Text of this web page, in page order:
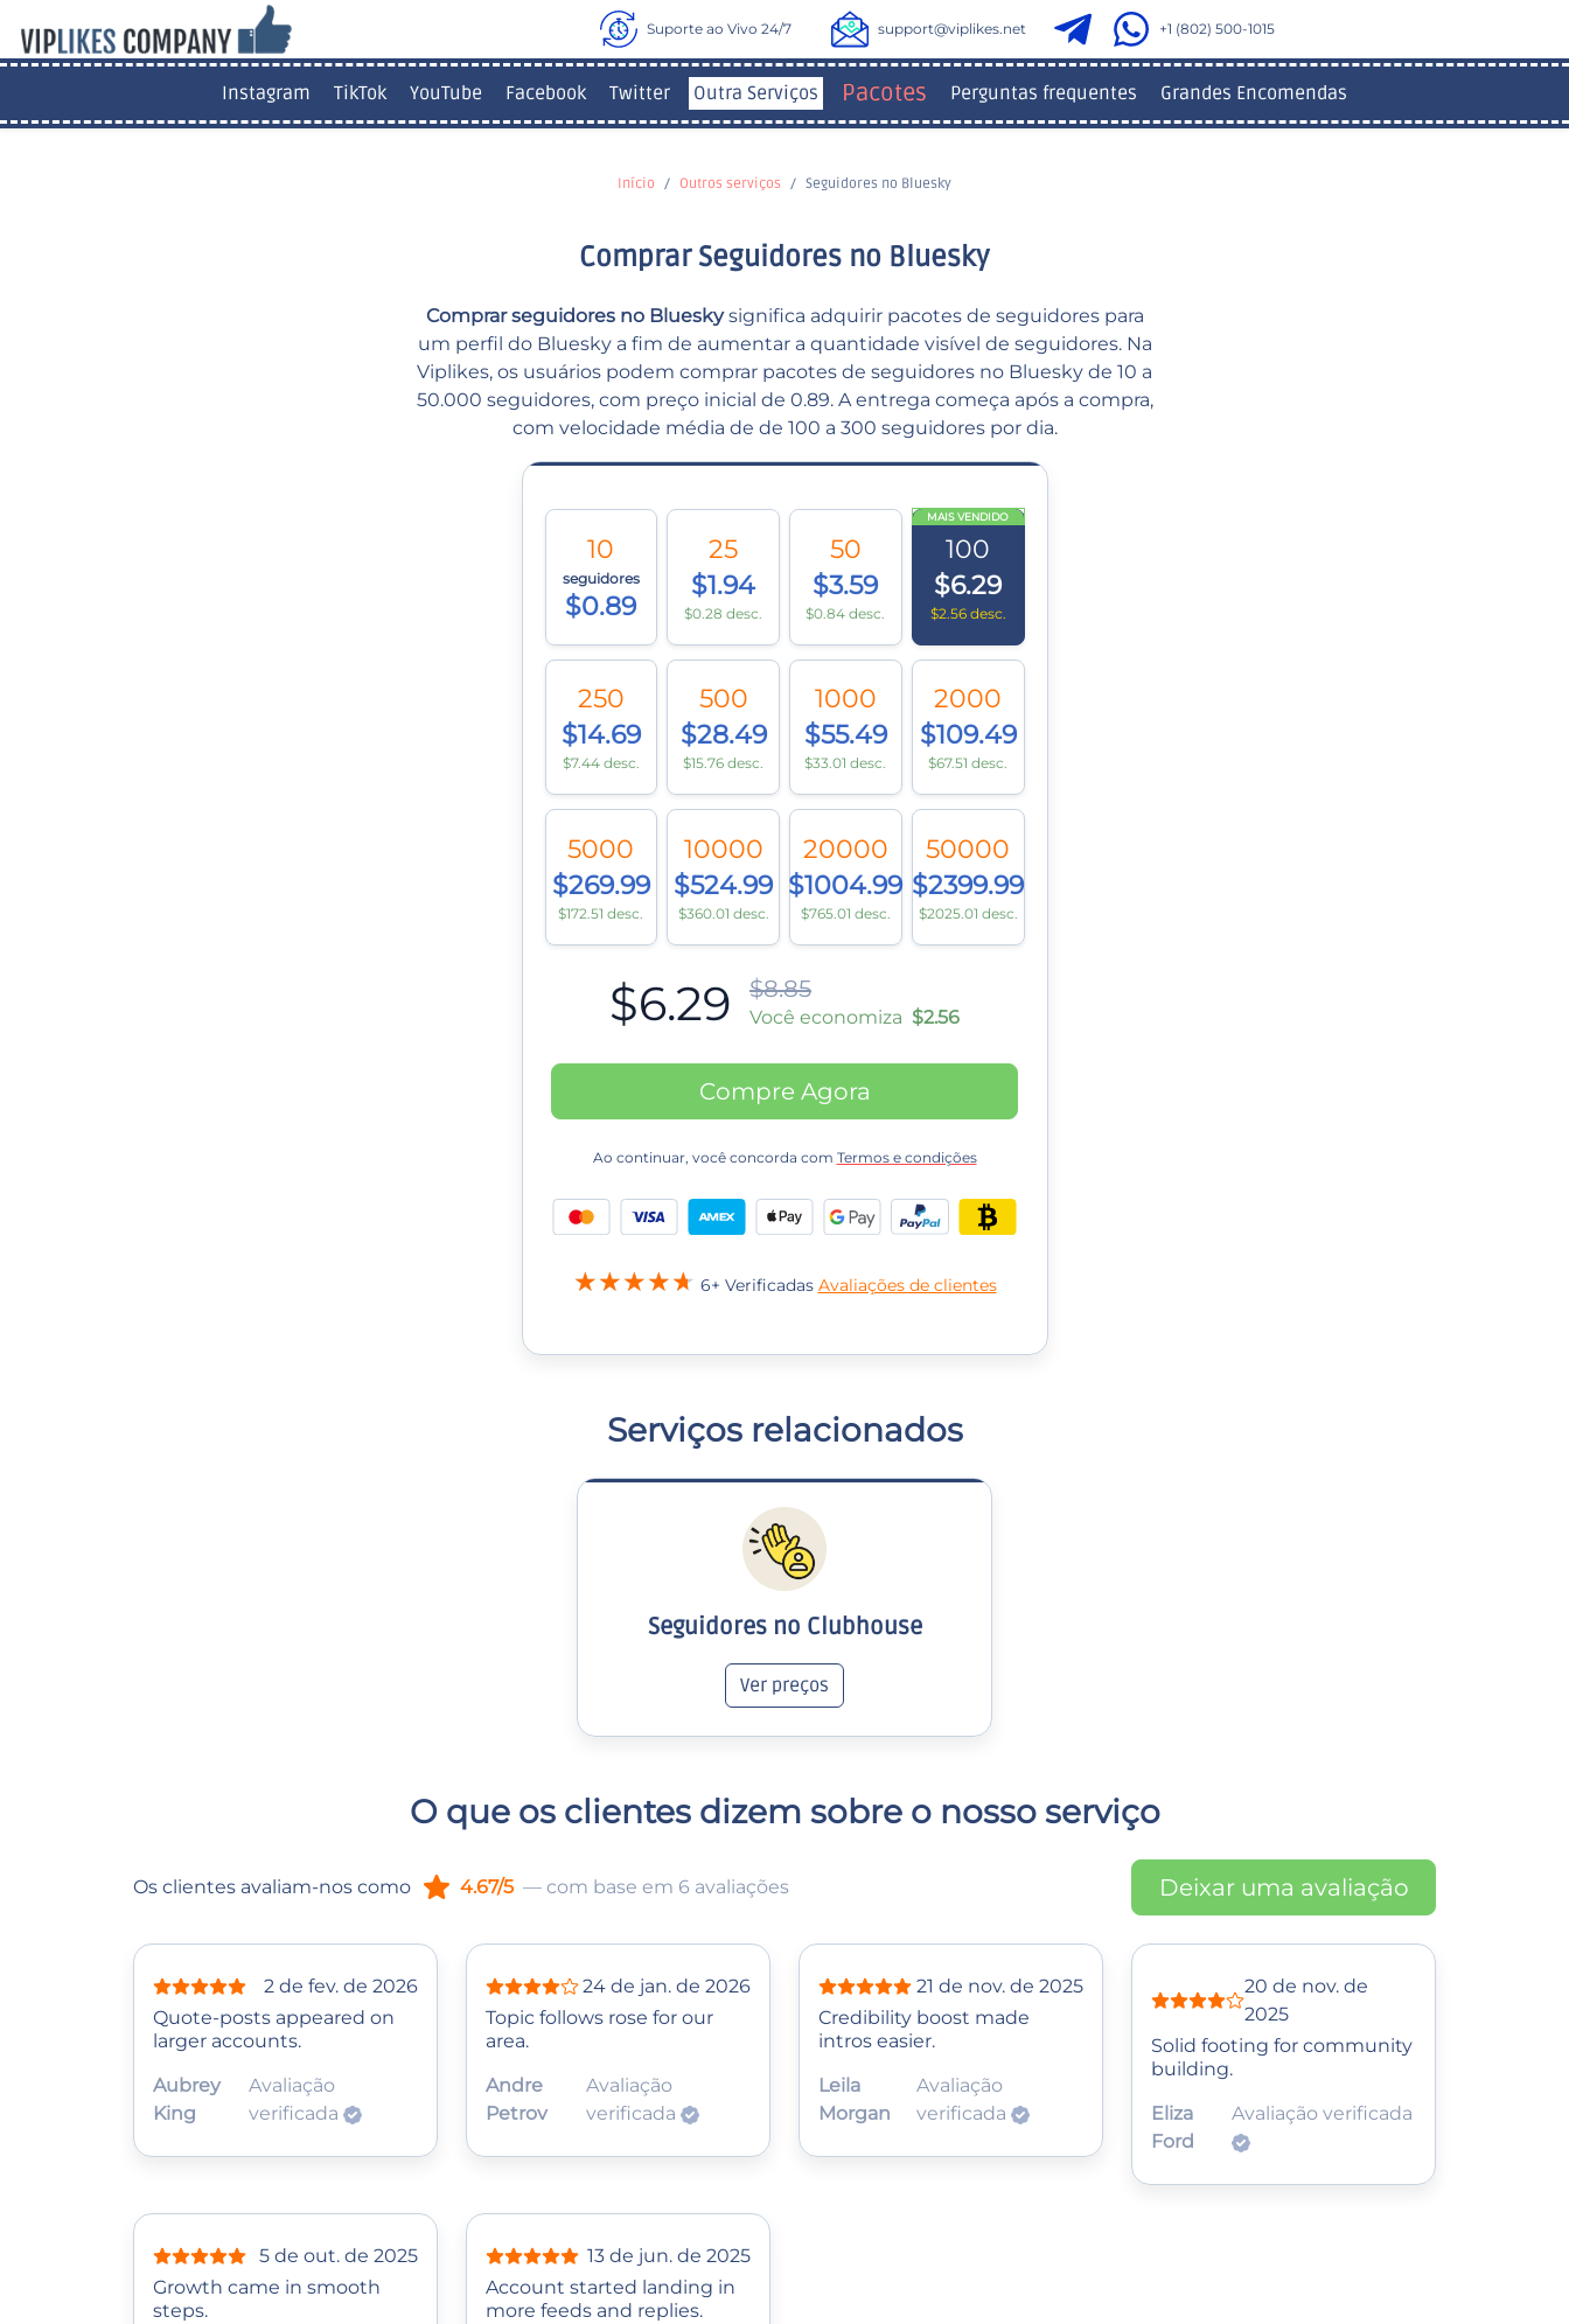
Suporte ao Vivo 24/7 support@viplikes.net +1 (802) 500-1015
Instagram TikTok YouTube Facebook Twitter Outra Serviços Pacotes Perguntas frequentes Grandes Encomendas
Início Outros serviços Seguidores no Bluesky
Comprar Seguidores no Bluesky
Comprar seguidores no Blueskysignifica adquirir pacotes de seguidores para
um perfil do Bluesky a fim de aumentar a quantidade visível de seguidores. Na
Viplikes, os usuários podem comprar pacotes de seguidores no Bluesky de 10 a
50.000 seguidores, com preço inicial de 0.89. A entrega começa após a compra,
com velocidade média de de 100 a 300 seguidores por dia.
10
seguidores
$0.89
25
$1.94
$0.28 desc.
50
$3.59
$0.84 desc.
MAIS VENDIDO
100
$6.29
$2.56 desc.
250
$14.69
$7.44 desc.
500
$28.49
$15.76 desc.
1000
$55.49
$33.01 desc.
2000
$109.49
$67.51 desc.
5000
$269.99
$172.51 desc.
10000
$524.99
$360.01 desc.
20000
$1004.99
$765.01 desc.
50000
$2399.99
$2025.01 desc.
$6.29 $8.85
Você economiza $2.56
Compre Agora
Ao continuar, você concorda com Termos e condições
6+ Verificadas Avaliações de clientes
Serviços relacionados
Seguidores no Clubhouse
Ver preços
O que os clientes dizem sobre o nosso serviço
Os clientes avaliam-nos como 4.67/5 — com base em 6 avaliações Deixar uma avaliação
2 de fev. de 2026
Quote‑posts appeared on
larger accounts.
Aubrey
King
Avaliação
verificada
24 de jan. de 2026
Topic follows rose for our
area.
Andre
Petrov
Avaliação
verificada
21 de nov. de 2025
Credibility boost made
intros easier.
Leila
Morgan
Avaliação
verificada
20 de nov. de
2025
Solid footing for community
building.
Eliza
Ford
Avaliação verificada
5 de out. de 2025
Growth came in smooth
steps.
13 de jun. de 2025
Account started landing in
more feeds and replies.